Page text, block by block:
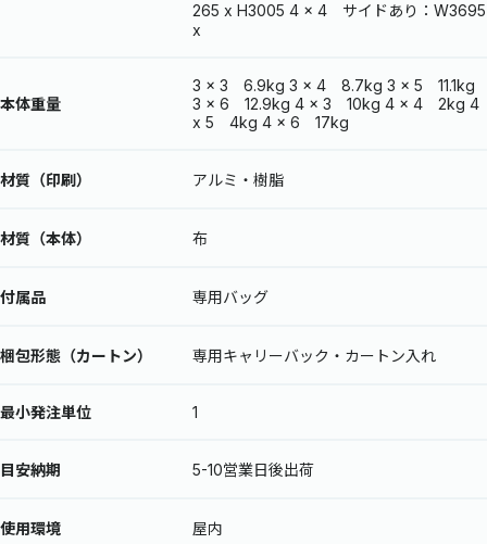
265 x H3005 4 x 4 サイドあり：W3695
x
本体重量
3 x 3 6.9kg 3 x 4 8.7kg 3 x 5 11.1kg
3 x 6 12.9kg 4 x 3 10kg 4 x 4 2kg 4
x 5 4kg 4 x 6 17kg
材質（印刷） アルミ・樹脂
材質（本体） 布
付属品 専用バッグ
梱包形態（カートン） 専用キャリーバック・カートン入れ
最小発注単位 1
目安納期 5-10営業日後出荷
使用環境 屋内